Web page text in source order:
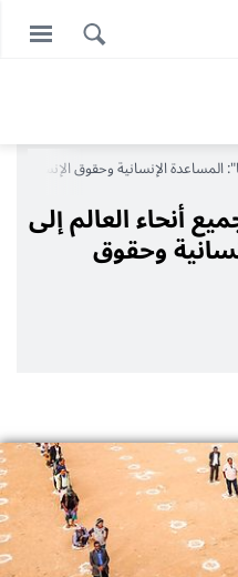
الإنسانية وحقوق الإنسان
أنحاء العالم إلى
وحقوق